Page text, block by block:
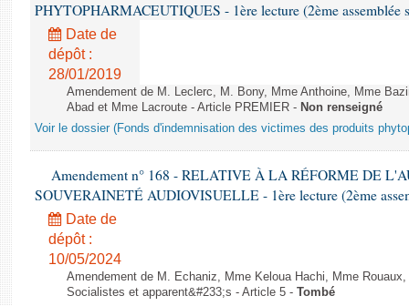
PHYTOPHARMACEUTIQUES - 1ère lecture (2ème assemblée
Date de
dépôt :
28/01/2019
Amendement de M. Leclerc, M. Bony, Mme Anthoine, Mme
Abad et Mme Lacroute - Article PREMIER - Non renseigné
Voir le dossier (Fonds d'indemnisation des victimes des produits
Amendement n° 168 - RELATIVE À LA RÉFORME DE
SOUVERAINETÉ AUDIOVISUELLE - 1ère lecture (2ème
Date de
dépôt :
10/05/2024
Amendement de M. Echaniz, Mme Keloua Hachi, Mme
Socialistes et apparent&#233;s - Article 5 - Tombé